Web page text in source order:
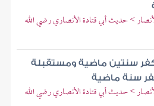
> حديث أبي قتادة الأنصاري رضي الله
سنتين ماضية ومستقبلة
سنة ماضية
> حديث أبي قتادة الأنصاري رضي الله